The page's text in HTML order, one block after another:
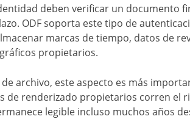
deben verificar un documento
ODF soporta este tipo de
marcas de tiempo, datos de
propietarios.
archivo, este aspecto es más
renderizado propietarios corren el
legible incluso muchos años